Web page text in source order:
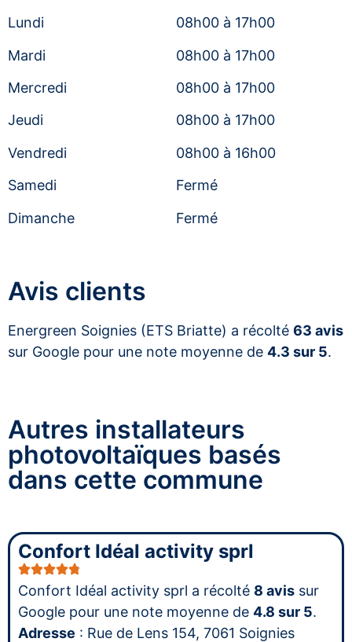
Lundi
08h00 à 17h00
Mardi
08h00 à 17h00
Mercredi
08h00 à 17h00
Jeudi
08h00 à 17h00
Vendredi
08h00 à 16h00
Samedi
Fermé
Dimanche
Fermé
Avis clients
Energreen Soignies (ETS Briatte) a récolté 63 avis
sur Google pour une note moyenne de 4.3 sur 5.
Autres installateurs
photovoltaïques basés
dans cette commune
Confort Idéal activity sprl
Confort Idéal activity sprl a récolté 8 avis sur
Google pour une note moyenne de 4.8 sur 5.
Adresse : Rue de Lens 154, 7061 Soignies